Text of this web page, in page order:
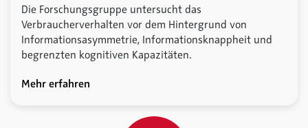
Die Forschungsgruppe untersucht das
Verbraucherverhalten vor dem Hintergrund von
Informationsasymmetrie, Informationsknappheit und
begrenzten kognitiven Kapazitäten.
Mehr erfahren